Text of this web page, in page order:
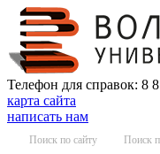
Телефон для справок: 8
карта сайта
написать нам
Поиск по сайту Поиск